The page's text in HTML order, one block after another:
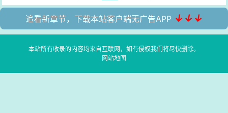
追看新章节，下载本站客户端无广告APP ↓↓↓
本站所有收录的内容均来自互联网，如有侵权我们将尽快删除。
网站地图